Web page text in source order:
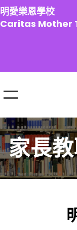
跳
至
主
明愛樂恩學校
Caritas Mother
家長